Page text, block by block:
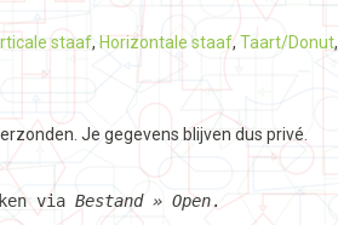
staaf, Horizontale staaf, Taart/Donut,
Je gegevens blijven dus privé.
via Bestand » Open.